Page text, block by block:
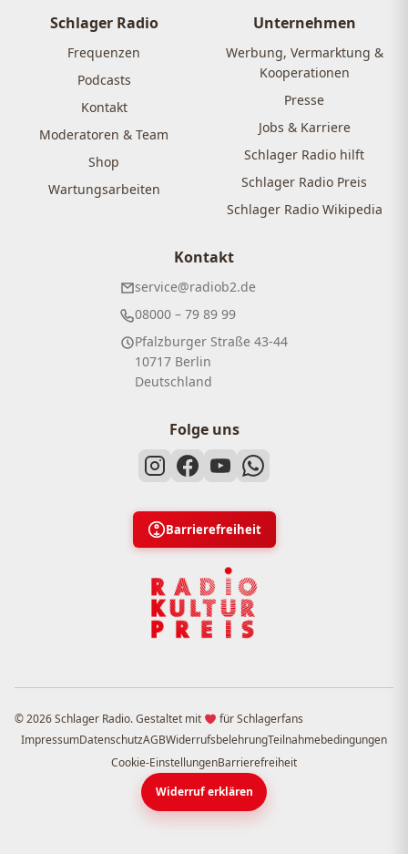
Schlager Radio
Frequenzen
Podcasts
Kontakt
Moderatoren & Team
Shop
Wartungsarbeiten
Unternehmen
Werbung, Vermarktung &
Kooperationen
Presse
Jobs & Karriere
Schlager Radio hilft
Schlager Radio Preis
Schlager Radio Wikipedia
Kontakt
service@radiob2.de
08000 – 79 89 99
Pfalzburger Straße 43-44
10717 Berlin
Deutschland
Folge uns
Barrierefreiheit
© 2026 Schlager Radio. Gestaltet mit
für Schlagerfans
ImpressumDatenschutzAGBWiderrufsbelehrungTeilnahmebedingungen
Cookie-EinstellungenBarrierefreiheit
Widerruf erklären